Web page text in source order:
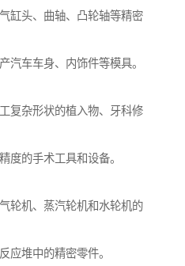
缸头、曲轴、凸轮轴等精密
车车身、内饰件等模具。
复杂形状的植入物、牙科修
的手术工具和设备。
轮机、蒸汽轮机和水轮机的
堆中的精密零件。